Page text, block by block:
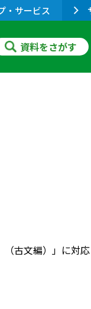
・サービス
資料をさがす
古文編）」に対